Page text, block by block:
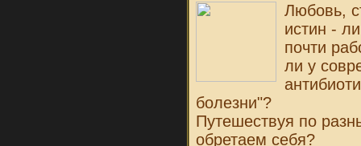
Любовь,
истин -
почти
ли у
болезни"?
Путешествуя по
обретаем себя?